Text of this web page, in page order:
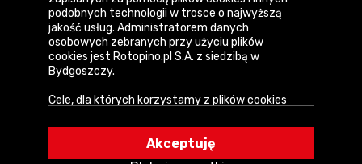
Copyright © 2026
Polityka prywatności i zasady korzystania z
serwisu
Informacja o plikach cookies
podobnych technologii w trosce o najwyższą
jakość usług. Administratorem danych
osobowych zebranych przy użyciu plików
cookies jest Rotopino.pl S.A. z siedzibą w
Bydgoszczy.
Cele, dla których korzystamy z plików cookies
• Uwierzytelnienie użytkowników w serwisie,
Akceptuję